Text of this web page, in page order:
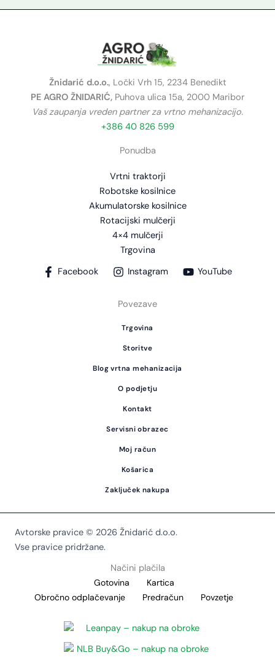
Žnidarić d.o.o., Ločki Vrh 15, 2234 Benedikt
PE AGRO ŽNIDARIĆ, Puhova ulica 15a, 2000 Maribor
Vaš zaupanja vreden partner za vrtno mehanizacijo.
+386 40 826 599
Ponudba
Vrtni traktorji
Robotske kosilnice
Akumulatorske kosilnice
Rotacijski mulčerji
4×4 mulčerji
Trgovina
Facebook
Instagram YouTube
Povezave
Trgovina
Storitve
Blog vrtna mehanizacija
O podjetju
Kontakt
Servisni obrazec
Moj račun
Košarica
Zaključek nakupa
Avtorske pravice © 2026 Žnidarić d.o.o.
Vse pravice pridržane.
Načini plačila
Gotovina
Kartica
Obročno odplačevanje
Predračun Povzetje